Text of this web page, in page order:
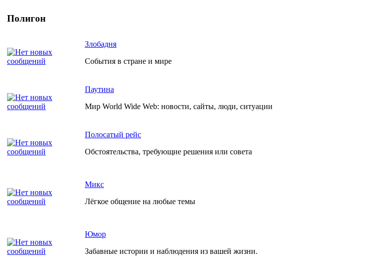
Полигон
Злобадня
События в стране и мире
Паутина
Мир World Wide Web: новости, сайты, люди, ситуации
Полосатый рейс
Обстоятельства, требующие решения или совета
Микс
Лёгкое общение на любые темы
Юмор
Забавные истории и наблюдения из вашей жизни.